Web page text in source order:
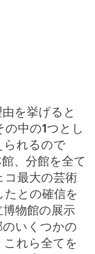
を挙げると
中の1つとし
られるので
、分館を全て
最大の芸術
たとの確信を
物館の展示
いくつかの
れら全てを